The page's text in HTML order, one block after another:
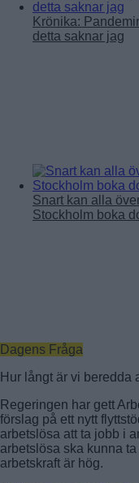
Krönika:
detta saknar jag
Snart kan alla
Stockholm boka
Dagens Fråga
Hur långt är vi beredda
Regeringen har gett
förslag på ett nytt
arbetslösa att ta jobb i
arbetslösa ska kunna
arbetskraft är hög.